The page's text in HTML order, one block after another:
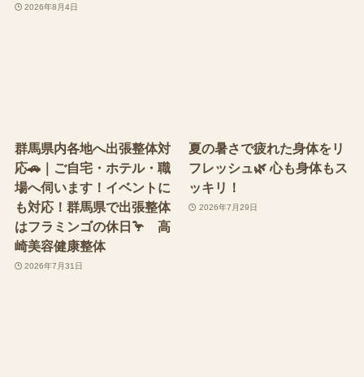
2026年8月4日
群馬県内各地へ出張整体対
応🚗｜ご自宅・ホテル・職
場へ伺います！イベントに
も対応！群馬県で出張整体
はフラミンゴの休日🦩 高
崎美容健康整体
2026年7月31日
夏の暑さで疲れた身体をリ
フレッシュ🌿 心も身体もス
ッキリ！
2026年7月29日